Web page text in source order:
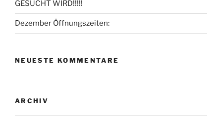
GESUCHT WIRD!!!!!
Dezember Öffnungszeiten:
NEUESTE KOMMENTARE
ARCHIV